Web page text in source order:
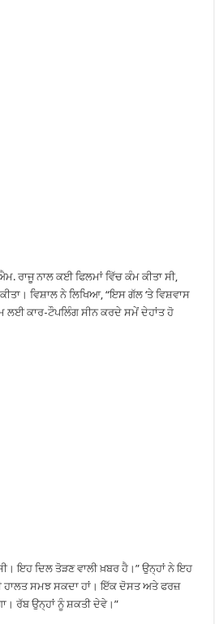
ਰਾਜੂ ਨਾਲ ਕਈ ਫਿਲਮਾਂ ਵਿੱਚ ਕੰਮ ਕੀਤਾ ਸੀ,
ਵਿਸ਼ਾਲ ਨੇ ਲਿਖਿਆ, “ਇਸ ਗੱਲ ‘ਤੇ ਵਿਸ਼ਵਾਸ
ਲਈ ਕਾਰ-ਟੌਪਲਿੰਗ ਸੀਨ ਕਰਦੇ ਸਮੇਂ ਦੇਹਾਂਤ ਹੋ
ਇਹ ਦਿਲ ਤੋੜਣ ਵਾਲੀ ਖ਼ਬਰ ਹੈ।” ਉਨ੍ਹਾਂ ਨੇ ਇਹ
ਹਾਲਤ ਸਮਝ ਸਕਦਾ ਹਾਂ। ਇੱਕ ਦੋਸਤ ਅਤੇ ਫਰਜ਼
ਰੱਬ ਉਨ੍ਹਾਂ ਨੂੰ ਸ਼ਕਤੀ ਦੇਵੇ।”